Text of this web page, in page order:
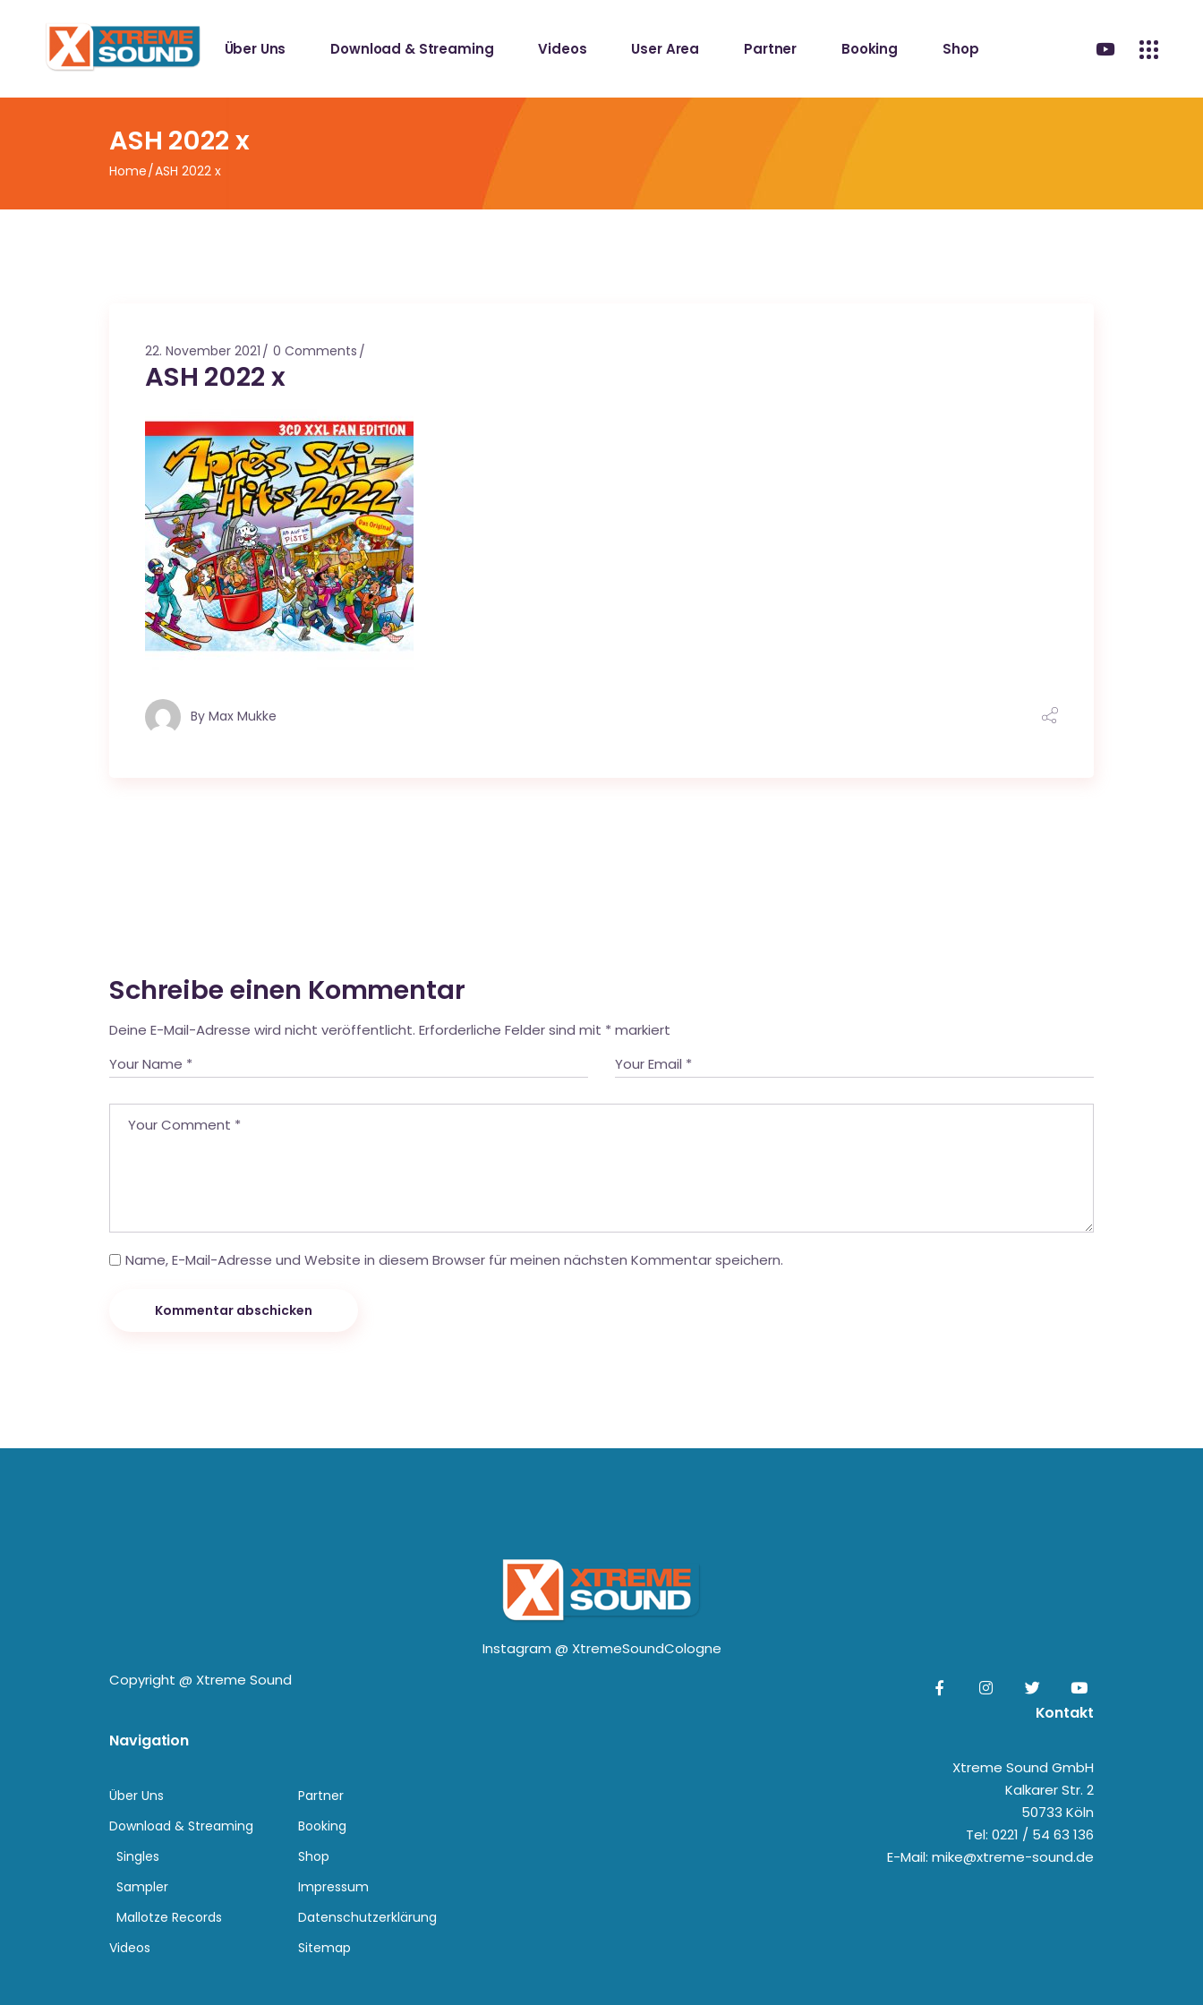
Über Uns Download & Streaming
Mallotze Records
Videos User Area Partner Booking Shop
Sampler
ASH 2022 x
Home ASH 2022 x
22. November 2021 0 Comments
ASH 2022 x
By Max Mukke
Schreibe einen Kommentar
Deine E-Mail-Adresse wird nicht veröffentlicht. Erforderliche Felder sind mit * markiert
Name, E-Mail-Adresse und Website in diesem Browser für meinen nächsten Kommentar speichern.
Kommentar abschicken
Instagram @ XtremeSoundCologne
Copyright @ Xtreme Sound
Navigation
Über Uns
Download & Streaming
Singles
Sampler
Mallotze Records
Videos
Partner
Booking
Shop
Impressum
Datenschutzerklärung
Sitemap
Kontakt
Xtreme Sound GmbH
Kalkarer Str. 2
50733 Köln
Tel: 0221 / 54 63 136
E-Mail: mike@xtreme-sound.de